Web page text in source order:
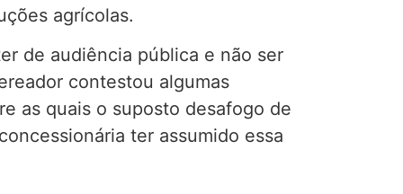
agrícolas.
de audiência pública e não ser
contestou algumas
as quais o suposto desafogo de
ter assumido essa